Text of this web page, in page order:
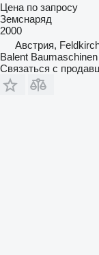
Цена по запросу
Земснаряд
2000
Австрия,
Balent Baumaschinen
Связаться с